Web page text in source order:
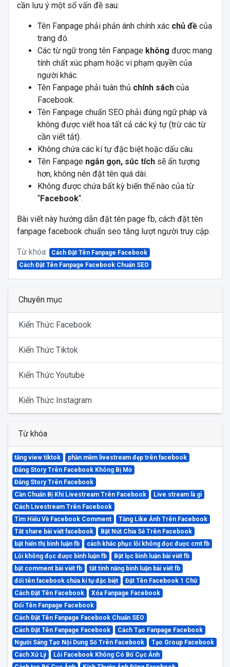
cần lưu ý một số vấn đề sau:
Tên Fanpage phải phản ánh chính xác chủ đềcủa
trang đó.
Các từ ngữ trong tên Fanpage không được mang
tính chất xúc phạm hoặc vi phạm quyền của
người khác.
Tên Fanpage phải tuân thủ chính sáchcủa
Facebook.
Tên Fanpage chuẩn SEO phải đúng ngữ pháp và
không được viết hoa tất cả các ký tự (trừ các từ
cần viết tắt).
Không chứa các kí tự đặc biệt hoặc dấu câu.
Tên Fanpage ngắn gọn, súc tíchsẽ ấn tượng
hơn, không nên đặt tên quá dài.
Không được chứa bất kỳ biến thể nào của từ
“Facebook“.
Bài viết này hướng dẫn đặt tên page fb, cách đặt tên
fanpage facebook chuẩn seo tăng lượt người truy cập.
Từ khóa:
Cách Đặt Tên Fanpage Facebook
Cách Đặt Tên Fanpage Facebook Chuẩn SEO
Chuyên mục
Kiến Thức Facebook
Kiến Thức Tiktok
Kiến Thức Youtube
Kiến Thức Instagram
Từ khóa
tăng view tiktok
phần mềm livestream đẹp trên facebook
Đăng Story Trên Facebook Không Bị Mờ
Đăng Story Trên Facebook
Cần Chuẩn Bị Khi Livestream Trên Facebook
Live stream là gì
Cách Livestream Trên Facebook
Tìm Hiểu Về Facebook Comment
Tăng Like Ảnh Trên Facebook
Tắt share bài viết facebook
Bật Nút Chia Sẻ Trên Facebook
bật hiển thị bình luận fb
cách khắc phục lỗi không đọc được cmt fb
Lỗi không đọc được bình luận fb
Bật lọc bình luận bài viết fb
bật comment bài viết fb
tắt tính năng bình luận bài viết fb
đổi tên facebook chứa kí tự đặc biệt
Đặt Tên Facebook 1 Chữ
Cách Đặt Tên Facebook
Xóa Fanpage Facebook
Đổi Tên Fanpage Facebook
Cách Đặt Tên Fanpage Facebook Chuẩn SEO
Cách Đặt Tên Fanpage Facebook
Cách Tạo Fanpage Facebook
Người Sáng Tạo Nội Dung Số Trên Facebook
Tạo Group Facebook
Cách Xử Lý
Lỗi Facebook Không Có Bố Cục Ảnh